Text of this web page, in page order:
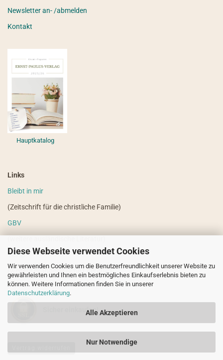
Diese Webseite verwendet Cookies
Wir verwenden Cookies um die Benutzerfreundlichkeit unserer Website zu
gewährleisten und Ihnen ein bestmögliches Einkaufserlebnis bieten zu
können. Weitere Informationen finden Sie in unserer
Datenschutzerklärung.
Alle Akzeptieren
Nur Notwendige
Newsletter an- /abmelden
Kontakt
Hauptkatalog
Links
Bleibt in mir
(Zeitschrift für die christliche Familie)
GBV
VdHS
(weitere evangelistische Literatur)
Sicher einkaufen!